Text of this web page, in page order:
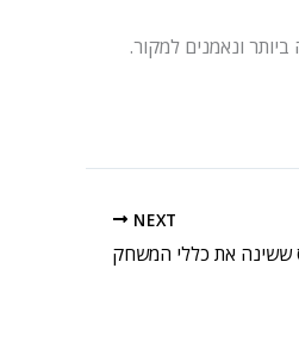
ונאמנים למקור.
NEXT
ששינה את כללי המשחק